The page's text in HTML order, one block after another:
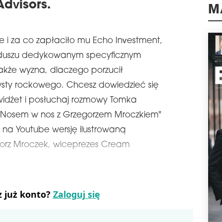
i za co zapłaciło mu Echo Investment,
dedykowanym specyficznym
wyzna, dlaczego porzucił
rockowego. Chcesz dowiedzieć się
i posłuchaj rozmowy Tomka
w nos z Grzegorzem Mroczkiem"
Youtube wersję ilustrowaną
Mroczek, wiceprezes Cream
już konto? Zaloguj się
schedule
schedule